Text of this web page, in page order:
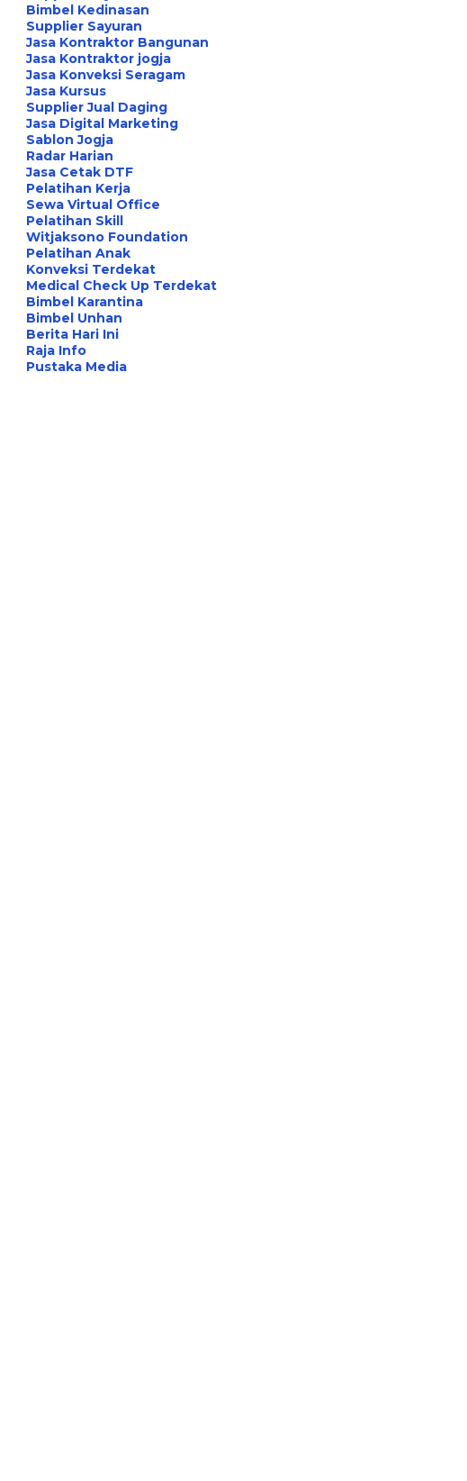
Bimbel Kedinasan
Supplier Sayuran
Jasa Kontraktor Bangunan
Jasa Kontraktor jogja
Jasa Konveksi Seragam
Jasa Kursus
Supplier Jual Daging
Jasa Digital Marketing
Sablon Jogja
Radar Harian
Jasa Cetak DTF
Pelatihan Kerja
Sewa Virtual Office
Pelatihan Skill
Witjaksono Foundation
Pelatihan Anak
Konveksi Terdekat
Medical Check Up Terdekat
Bimbel Karantina
Bimbel Unhan
Berita Hari Ini
Raja Info
Pustaka Media